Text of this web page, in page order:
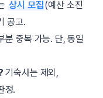
상시 모집(예산 소진
공고.
분 중복 가능. 단, 동일
기숙사는 제외,
정.